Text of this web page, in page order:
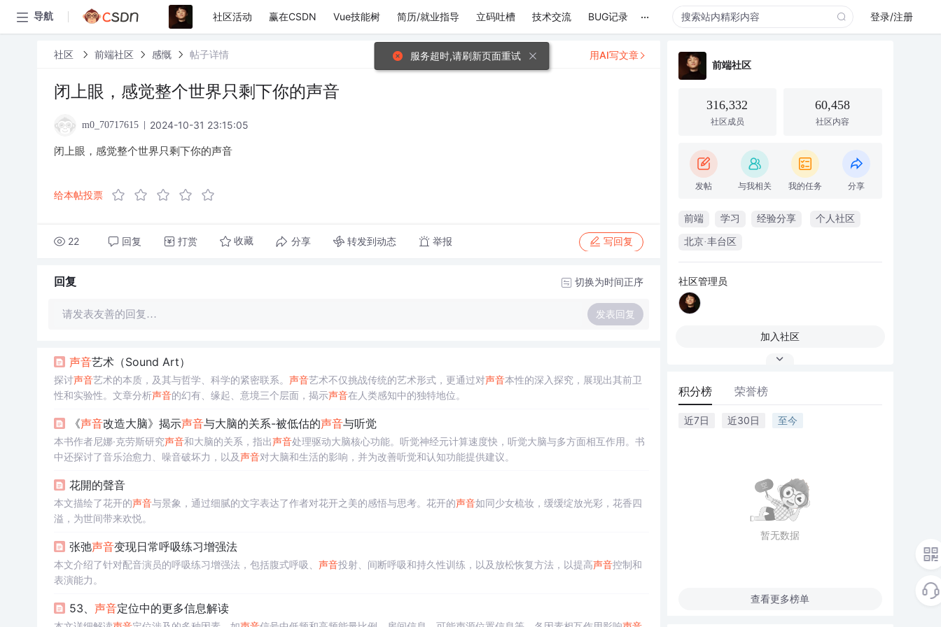
导航 社区活动 赢在CSDN Vue技能树 简历/就业指导 立码吐槽 技术交流 BUG记录 ... 登录/注册
社区 前端社区 感慨 帖子详情
闭上眼，感觉整个世界只剩下你的声音
m0_70717615 2024-10-31 23:15:05
闭上眼，感觉整个世界只剩下你的声音
给本帖投票
22 回复 打赏 收藏 分享 转发到动态 举报 写回复
用AI写文章
回复 切换为时间正序
请发表友善的回复… 发表回复
声音艺术（Sound Art）
探讨声音艺术的本质，及其与哲学、科学的紧密联系。 声音艺术不仅挑战传统的艺术形式，更通过对声音本性的深入探究，展现出其前卫
性和实验性。文章分析声音的幻有、缘起、意境三个层面，揭示声音在人类感知中的独特地位。
《声音改造大脑》揭示声音与大脑的关系-被低估的声音与听觉
本书作者尼娜·克劳斯研究声音和大脑的关系，指出声音处理驱动大脑核心功能。听觉神经元计算速度快，听觉大脑与多方面相互作用。书
中还探讨了音乐治愈力、噪音破坏力，以及声音对大脑和生活的影响，并为改善听觉和认知功能提供建议。
花開的聲音
本文描绘了花开的声音与景象，通过细腻的文字表达了作者对花开之美的感悟与思考。花开的声音如同少女梳妆，缓缓绽放光彩，花香四
溢，为世间带来欢悦。
张弛声音变现日常呼吸练习增强法
本文介绍了针对配音演员的呼吸练习增强法，包括腹式呼吸、 声音投射、间断呼吸和持久性训练，以及放松恢复方法，以提高声音控制和
表演能力。
53、 声音定位中的更多信息解读
前端社区
316,332
社区成员
60,458
社区内容
发帖 与我相关 我的任务 分享
前端 学习 经验分享 个人社区
北京·丰台区
社区管理员
加入社区
积分榜 荣誉榜
近7日 近30日 至今
暂无数据
查看更多榜单
服务超时,请刷新页面重试